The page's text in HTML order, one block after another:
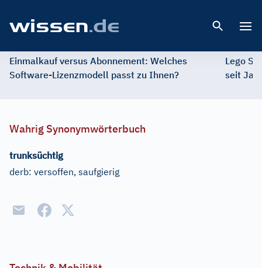
Einmalkauf versus Abonnement: Welches
Software-Lizenzmodell passt zu Ihnen?
Lego
seit
Wahrig Synonymwörterbuch
trunksüchtig
derb: versoffen, saufgierig